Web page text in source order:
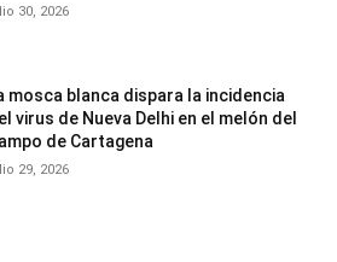
30, 2026
mosca blanca dispara la incidencia
virus de Nueva Delhi en el melón del
de Cartagena
29, 2026